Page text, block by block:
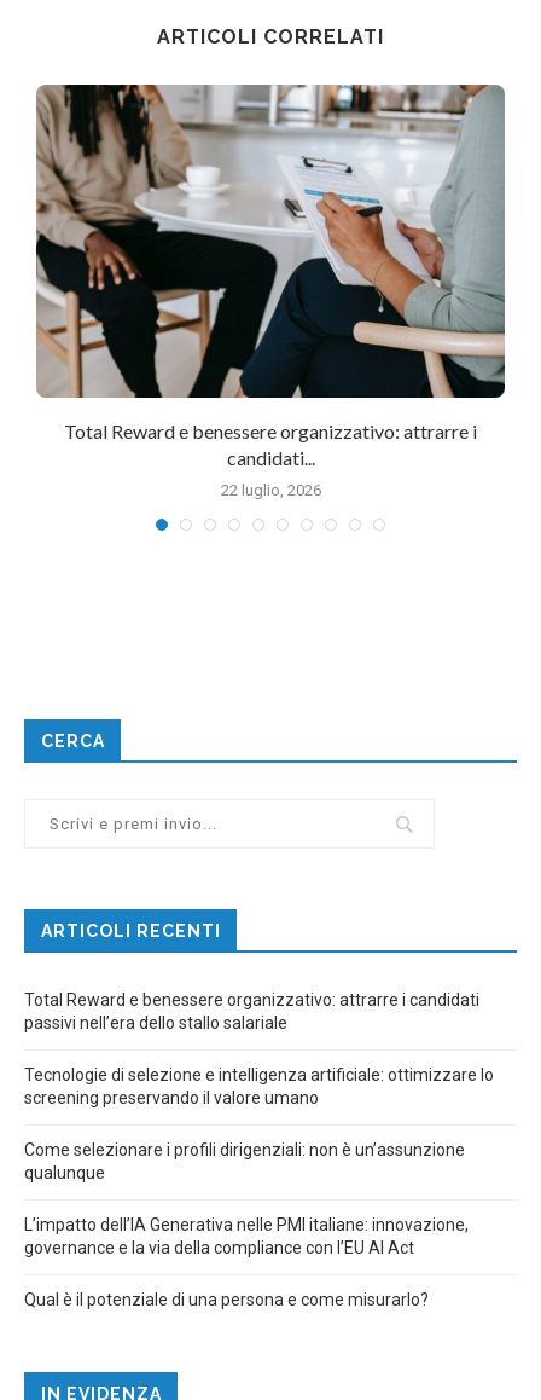
ARTICOLI CORRELATI
Total Reward e benessere organizzativo: attrarre i
candidati...
22 luglio, 2026
CERCA
ARTICOLI RECENTI
Total Reward e benessere organizzativo: attrarre i candidati
passivi nell’era dello stallo salariale
Tecnologie di selezione e intelligenza artificiale: ottimizzare lo
screening preservando il valore umano
Come selezionare i profili dirigenziali: non è un’assunzione
qualunque
L’impatto dell’IA Generativa nelle PMI italiane: innovazione,
governance e la via della compliance con l’EU AI Act
Qual è il potenziale di una persona e come misurarlo?
IN EVIDENZA